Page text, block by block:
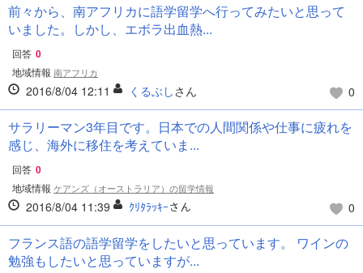
前々から、南アフリカに語学留学へ行ってみたいと思って
いました。しかし、エボラ出血熱...
回答 0
地域情報 南アフリカ
2016/8/04 12:11 くるぶしさん 0
サラリーマン3年目です。日本での人間関係や仕事に疲れを
感じ、海外に移住を考えていま...
回答 0
地域情報 ケアンズ（オーストラリア）の留学情報
2016/8/04 11:39 ｸﾘﾀﾗｯｷｰさん 0
フランス語の語学留学をしたいと思っています。 ワインの
勉強もしたいと思っていますが...